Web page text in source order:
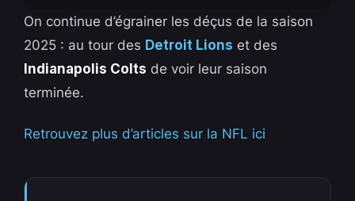
On continue d’égrainer les déçus de la saison
2025 : au tour des Detroit Lions et des
Indianapolis Colts de voir leur saison
terminée.
Retrouvez plus d’articles sur la NFL ici